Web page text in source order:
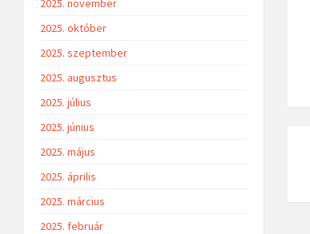
2025. november
2025. október
2025. szeptember
2025. augusztus
2025. július
2025. június
2025. május
2025. április
2025. március
2025. február